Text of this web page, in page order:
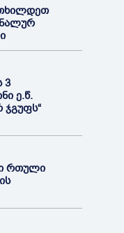
3
ე.წ.
ჯგუფს“
რთული